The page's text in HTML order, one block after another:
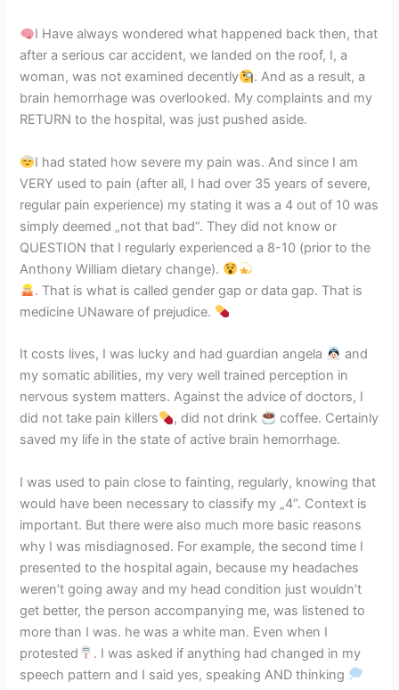
I Have always wondered what happened back then, that
after a serious car accident, we landed on the roof, I, a
woman, was not examined decently
. And as a result, a
brain hemorrhage was overlooked. My complaints and my
RETURN to the hospital, was just pushed aside.
I had stated how severe my pain was. And since I am
VERY used to pain (after all, I had over 35 years of severe,
regular pain experience) my stating it was a 4 out of 10 was
simply deemed „not that bad“. They did not know or
QUESTION that I regularly experienced a 8-10 (prior to the
Anthony William dietary change).
. That is what is called gender gap or data gap. That is
medicine UNaware of prejudice.
It costs lives, I was lucky and had guardian angela
and
my somatic abilities, my very well trained perception in
nervous system matters. Against the advice of doctors, I
did not take pain killers
, did not drink
coffee. Certainly
saved my life in the state of active brain hemorrhage.
I was used to pain close to fainting, regularly, knowing that
would have been necessary to classify my „4“. Context is
important. But there were also much more basic reasons
why I was misdiagnosed. For example, the second time I
presented to the hospital again, because my headaches
weren’t going away and my head condition just wouldn’t
get better, the person accompanying me, was listened to
more than I was. he was a white man. Even when I
protested
. I was asked if anything had changed in my
speech pattern and I said yes, speaking AND thinking